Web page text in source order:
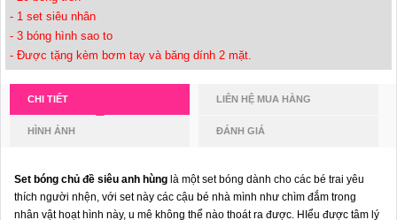
- 1 set siêu nhân
- 3 bóng hình sao to
- Được tặng kèm bơm tay và băng dính 2 mặt.
CHI TIẾT LIÊN HỆ MUA HÀNG
HÌNH ẢNH ĐÁNH GIÁ
Set bóng chủ đề siêu anh hùng là một set bóng dành cho các bé trai yêu
thích người nhện, với set này các cậu bé nhà mình như chìm đắm trong
nhân vật hoạt hình này, u mê không thể nào thoát ra được. HIểu được tâm lý